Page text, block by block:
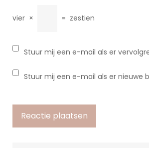
vier × = zestien
Stuur mij een e-mail als er
Stuur mij een e-mail als er nieuwe